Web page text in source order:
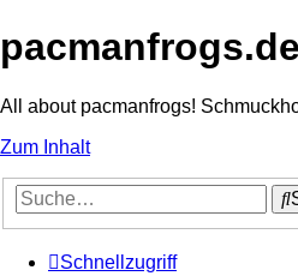
pacmanfrogs.de
All about pacmanfrogs!
Zum Inhalt
Schnellzugriff